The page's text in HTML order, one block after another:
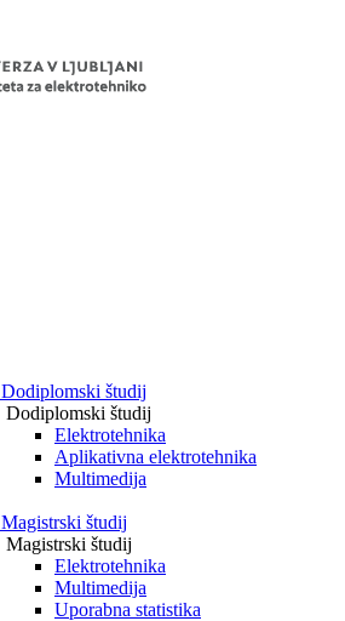
Dodiplomski študij
Dodiplomski študij
Elektrotehnika
Aplikativna elektrotehnika
Multimedija
Magistrski študij
Magistrski študij
Elektrotehnika
Multimedija
Uporabna statistika